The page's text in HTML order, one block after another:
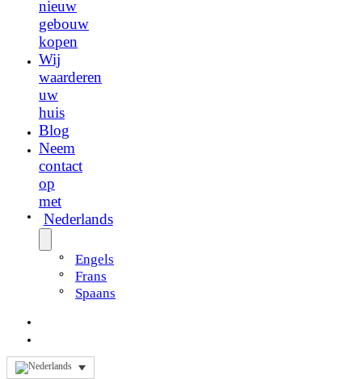
nieuw
gebouw
kopen
Wij
waarderen
uw
huis
Blog
Neem
contact
op
met
Nederlands
Engels
Frans
Spaans